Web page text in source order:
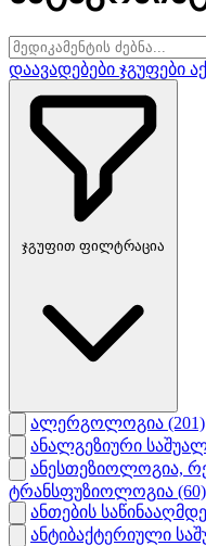
დაავადებები ჯგუფები
ჯგუფით ფილტრაცია
ალერგოლოგია (201)
ანალგეზიური
ანესთეზიოლოგია,
ტრანსფუზიოლოგია (60)
ანთების
ანტიბაქტერიული